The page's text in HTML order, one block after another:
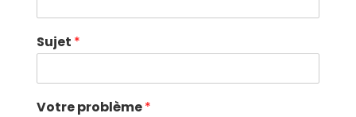
Sujet *
Votre problème*